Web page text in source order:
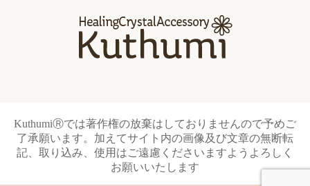
KuthumiⓇでは著作権の放棄はしておりませんので予めご
了承願います。加えてサイト内の画像及び文章の無断転
記、取り込み、使用はご遠慮くださいますようよろしく
お願いいたします